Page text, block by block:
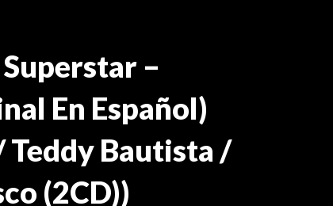
–
En Español)
Teddy Bautista /
(2CD))